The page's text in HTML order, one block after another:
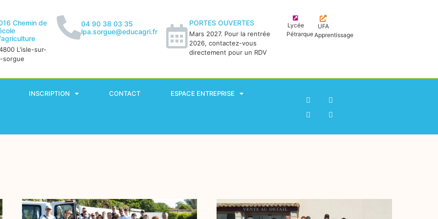
Chemin de
L'isle-sur-
sorgue
04 90 38 03 35
lpa.sorgue@educagri.fr
PORTES OUVERTES
Mars 2027. Pour la rentrée
2026, contactez-vous
directement pour un RDV
Lycée
Pétrarque
UFA
Apprentissage
INSCRIPTION CONTACT ESPACE ENTREPRISE